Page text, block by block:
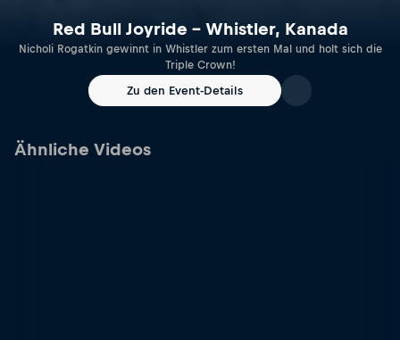
Red Bull Joyride – Whistler, Kanada
Nicholi Rogatkin gewinnt in Whistler zum ersten Mal und holt sich die
Triple Crown!
Zu den Event-Details
Ähnliche Videos